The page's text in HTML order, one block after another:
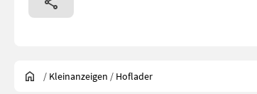
/ Kleinanzeigen / Hoflader